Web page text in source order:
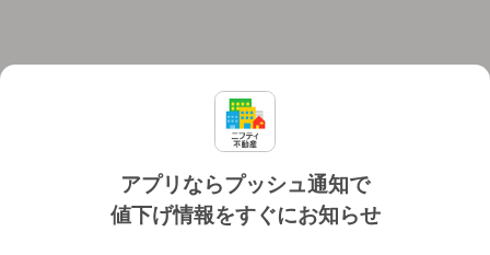
アプリならプッシュ通知で
値下げ情報をすぐにお知らせ
個人情報保護ポリシー 利用規約